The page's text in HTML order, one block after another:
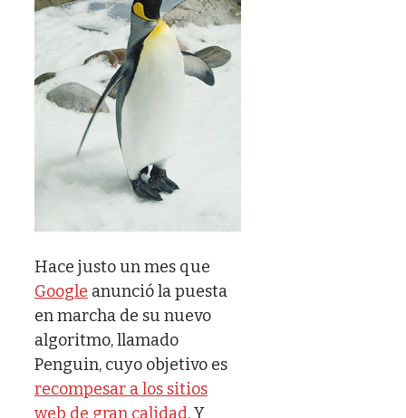
Hace justo un mes que
Google anunció la puesta
en marcha de su nuevo
algoritmo, llamado
Penguin, cuyo objetivo es
recompesar a los sitios
web de gran calidad. Y